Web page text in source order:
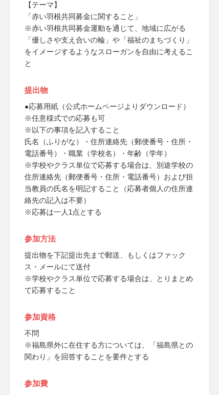
【テーマ】
「赤い羽根共同募金に関すること」
※赤い羽根共同募金運動を通じて、地域に広がる
「優しさや支え合いの輪」や「福祉のまちづくり」
をイメージするようなスローガンを自由に考えるこ
と
提出物
●応募用紙（公式ホームページよりダウンロード）
※任意様式での応募も可
※以下の事項を記入すること
氏名（ふりがな）・住所連絡先（郵便番号・住所・
電話番号）・職業（学校名）・年齢（学年）
※学校やクラス単位で応募する場合は、別途学校の
住所連絡先（郵便番号・住所・電話番号）および担
当教員の氏名を明記すること（応募者個人の住所連
絡先の記入は不要）
※応募は一人1点とする
参加方法
提出物を下記提出先まで郵送、もしくはファック
ス・メールにて送付
※学校やクラス単位で応募する場合は、とりまとめ
て応募すること
参加資格
不問
※福島県外に在住する方については、「福島県との
関わり」を回答することを要件とする
参加費